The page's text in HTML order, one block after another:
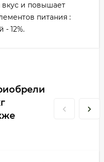
вкус и повышает
питания :
- 12%.